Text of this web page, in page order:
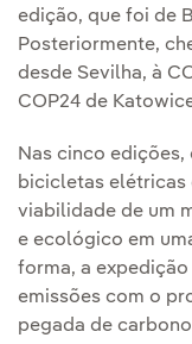
edição, que foi de
Posteriormente,
desde Sevilha, à
COP24 de
Nas cinco
bicicletas elétricas
viabilidade de um
e ecológico em
forma, a
emissões com o
pegada de